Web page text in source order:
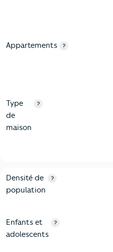
Appartements ?
Type
de
maison
?
2-Habitants
Critères Haute-Garonne
Densité de
population
?
Enfants et
adolescents
?